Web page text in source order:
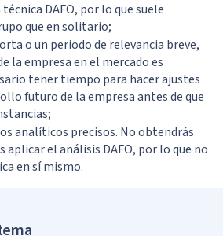
DAFO, por lo que suele
que en solitario;
o un periodo de relevancia breve,
la empresa en el mercado es
tener tiempo para hacer ajustes
futuro de la empresa antes de que
analíticos precisos. No obtendrás
aplicar el análisis DAFO, por lo que no
en sí mismo.